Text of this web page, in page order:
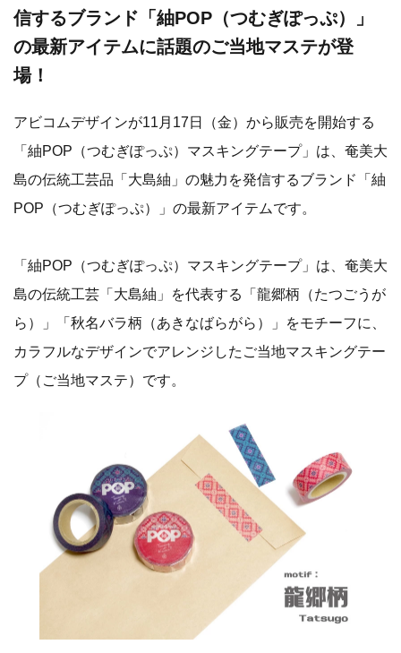
信するブランド「紬POP（つむぎぽっぷ）」
の最新アイテムに話題のご当地マステが登
場！
アビコムデザインが11月17日（金）から販売を開始する
「紬POP（つむぎぽっぷ）マスキングテープ」は、奄美大
島の伝統工芸品「大島紬」の魅力を発信するブランド「紬
POP（つむぎぽっぷ）」の最新アイテムです。
「紬POP（つむぎぽっぷ）マスキングテープ」は、奄美大
島の伝統工芸「大島紬」を代表する「龍郷柄（たつごうが
ら）」「秋名バラ柄（あきなばらがら）」をモチーフに、
カラフルなデザインでアレンジしたご当地マスキングテー
プ（ご当地マステ）です。